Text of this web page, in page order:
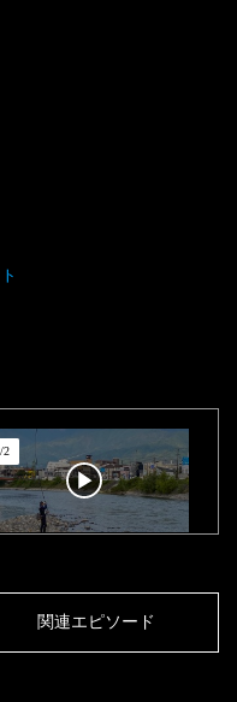
/2
関連エピソード